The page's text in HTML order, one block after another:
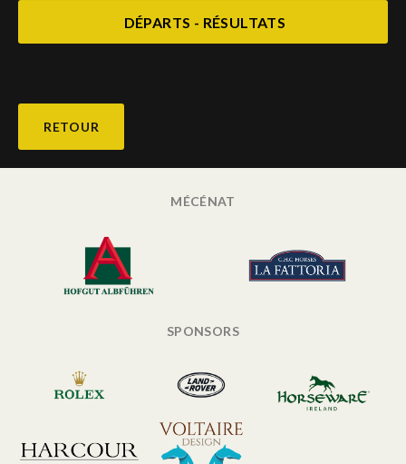
DÉPARTS - RÉSULTATS
RETOUR
MÉCÉNAT
SPONSORS